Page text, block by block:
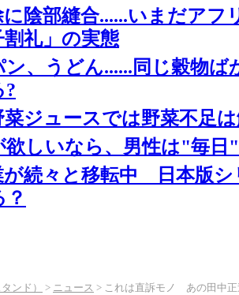
に陰部縫合......いまだアフ
割礼」の実態
ン、うどん......同じ穀物
?
菜ジュースでは野菜不足
欲しいなら、男性は"毎日
が続々と移転中 日本版
ンド） > ニュース > これは直訴モノ あの田中